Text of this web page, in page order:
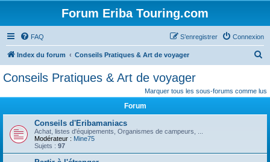
Forum Eriba Touring.com
FAQ Connexion
S’enregistrer
Index du forum Conseils Pratiques & Art de voyager
h
h
Conseils Pratiques & Art de voyager
Marquer tous les sous-forums comme lus
Forum
Conseils d'Eribamaniacs
Achat, listes d'équipements, Organismes de campeurs, ...
Modérateur : Mine75
Sujets : 97